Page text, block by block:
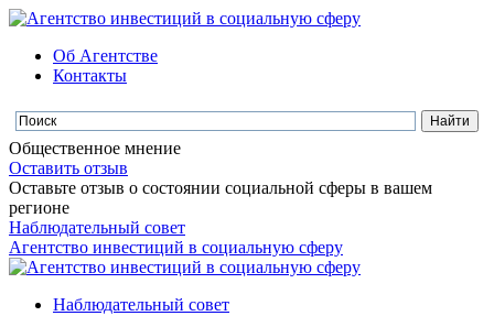
Об Агентстве
Контакты
Общественное мнение
Оставить отзыв
Оставьте отзыв о состоянии социальной сферы в вашем
регионе
Наблюдательный совет
Агентство инвестиций в социальную сферу
Наблюдательный совет